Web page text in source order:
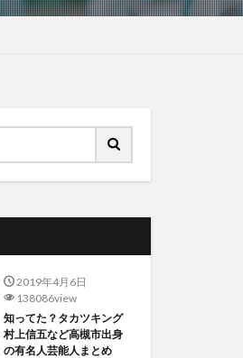
2019年4月6日
138086view
知ってた？タカツキング
村上信五など高槻市出身
の有名人芸能人まとめ